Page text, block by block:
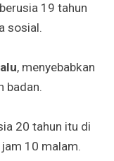
19 tahun
sosial.
, menyebabkan
badan.
20 tahun itu di
10 malam.